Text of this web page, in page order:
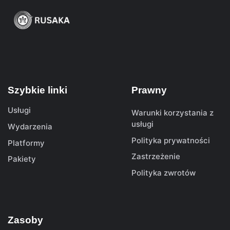
Szybkie linki
Usługi
Wydarzenia
Platformy
Pakiety
Prawny
Warunki korzystania z
usługi
Polityka prywatności
Zastrzeżenie
Polityka zwrotów
Zasoby